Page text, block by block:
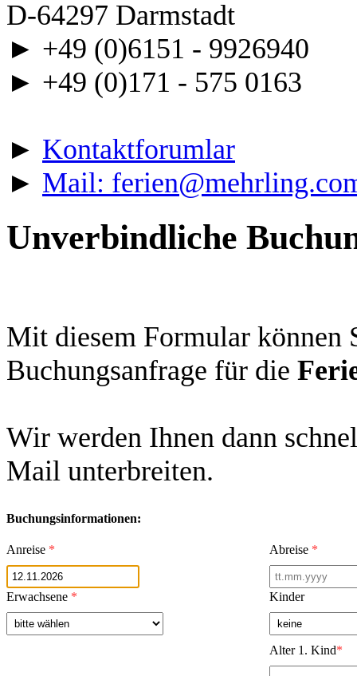
D-64297 Darmstadt
► +49 (0)6151 - 9926940
► +49 (0)171 - 575 0163
► Kontaktforumlar
► Mail:
Unverbindliche
Mit diesem Formular können
Buchungsanfrage für die
Wir werden Ihnen dann
Mail unterbreiten.
Buchungsinformationen:
Anreise * Abreise *
Erwachsene * Kinder
Alter 1. Kind*